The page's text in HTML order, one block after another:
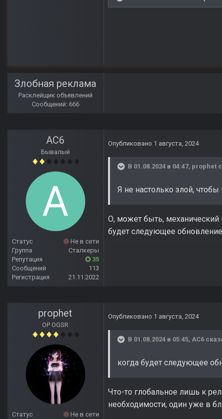
Злобная реклама
Расклейщик объявлений
Сообщений: 666
AC6
Бывалый
Статус
Не в сети
Группа
Сталкеры
Репутация
35
Сообщений
113
Регистрация
21.11.2022
Опубликовано 1 августа, 2024
В 01.08.2024 в 04:47, prophet
Я не настолько злой,
О, может быть, механический
будет следующее
prophet
OP OGSR
Статус
Не в сети
Опубликовано 1 августа, 2024
В 01.08.2024 в 05:45, AC6
когда будет следующее
Что-то глобальное лишь к
необходимости, один уже в